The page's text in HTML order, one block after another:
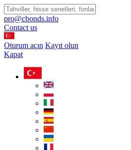
pro@cbonds.info
Contact us
Oturum açın Kayıt olun
Kapat